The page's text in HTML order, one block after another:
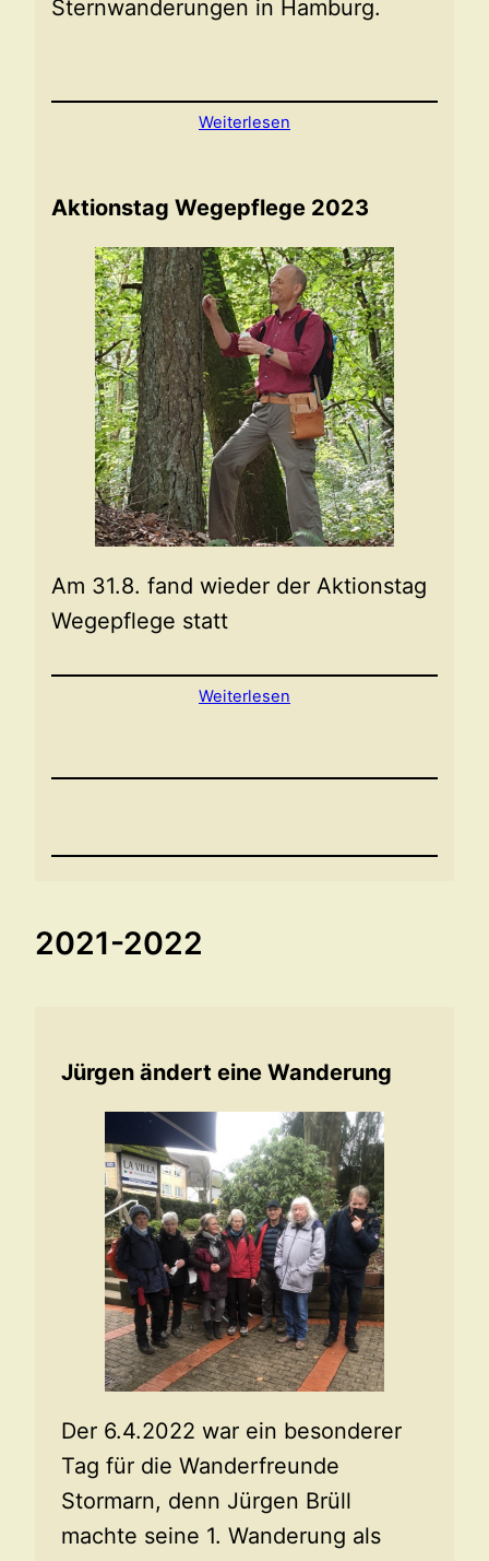
Sternwanderungen in Hamburg.
Weiterlesen
Aktionstag Wegepflege 2023
Am 31.8. fand wieder der Aktionstag
Wegepflege statt
Weiterlesen
2021-2022
Jürgen ändert eine Wanderung
Der 6.4.2022 war ein besonderer
Tag für die Wanderfreunde
Stormarn, denn Jürgen Brüll
machte seine 1. Wanderung als